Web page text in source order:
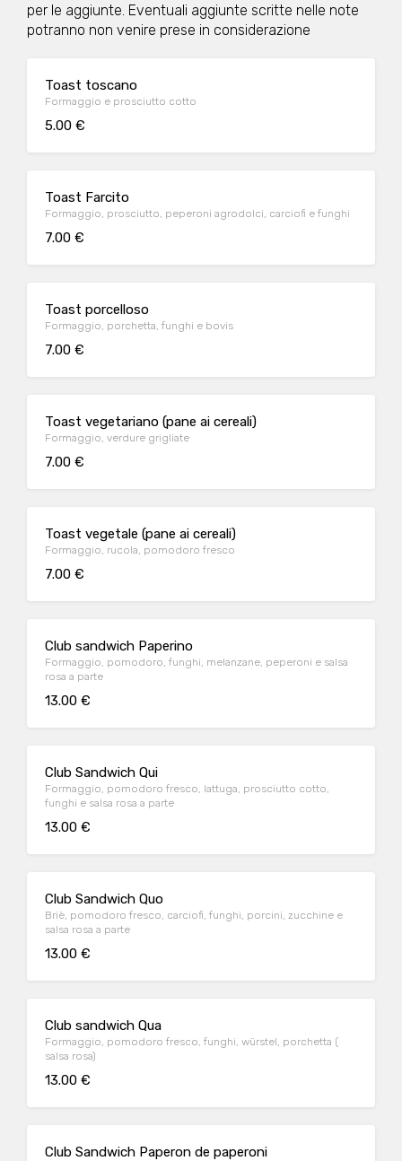
per le aggiunte. Eventuali aggiunte scritte nelle note
potranno non venire prese in considerazione
Toast toscano
Formaggio e prosciutto cotto
5.00 €
Toast Farcito
Formaggio, prosciutto, peperoni agrodolci, carciofi e funghi
7.00 €
Toast porcelloso
Formaggio, porchetta, funghi e bovis
7.00 €
Toast vegetariano (pane ai cereali)
Formaggio, verdure grigliate
7.00 €
Toast vegetale (pane ai cereali)
Formaggio, rucola, pomodoro fresco
7.00 €
Club sandwich Paperino
Formaggio, pomodoro, funghi, melanzane, peperoni e salsa
rosa a parte
13.00 €
Club Sandwich Qui
Formaggio, pomodoro fresco, lattuga, prosciutto cotto,
funghi e salsa rosa a parte
13.00 €
Club Sandwich Quo
Briè, pomodoro fresco, carciofi, funghi, porcini, zucchine e
salsa rosa a parte
13.00 €
Club sandwich Qua
Formaggio, pomodoro fresco, funghi, würstel, porchetta (
salsa rosa)
13.00 €
Club Sandwich Paperon de paperoni